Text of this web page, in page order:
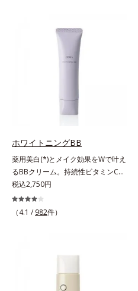
ホワイトニングBB
薬用美白(*)とメイク効果をWで叶え
るBBクリーム。持続性ビタミンC誘
導体で美白しながらくすみのない軽
やか美肌を長時間キープ。メイクし
ながら日中美白(*)効果も発揮する、
れたBBだから、塗るだけで日中も
美白効果を発揮。さらに肌のくすみ
税込2,750円
（4.1 / 982件）